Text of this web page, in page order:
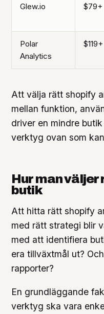
Glew.io $79+
Polar
Analytics
$119+
Att välja rätt shopify
mellan funktion,
driver en mindre
verktyg ovan som
Hur man
butik
Att hitta rätt shopify
med rätt strategi blir
med att identifiera
era tillväxtmål ut?
rapporter?
En grundläggande
verktyg ska vara